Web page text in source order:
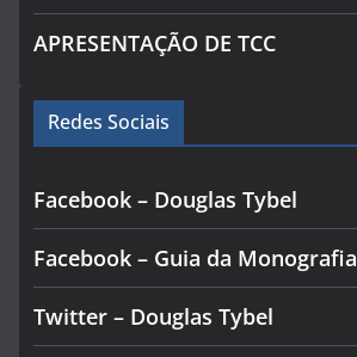
APRESENTAÇÃO DE TCC
Redes Sociais
Facebook – Douglas Tybel
Facebook – Guia da Monografia
Twitter – Douglas Tybel